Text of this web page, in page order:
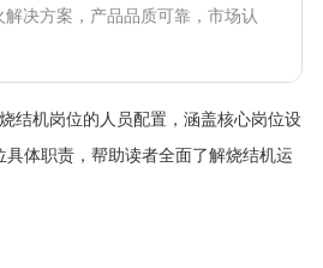
决方案，产品品质可靠，市场认
结机岗位的人员配置，涵盖核心岗位设
体职责，帮助读者全面了解烧结机运